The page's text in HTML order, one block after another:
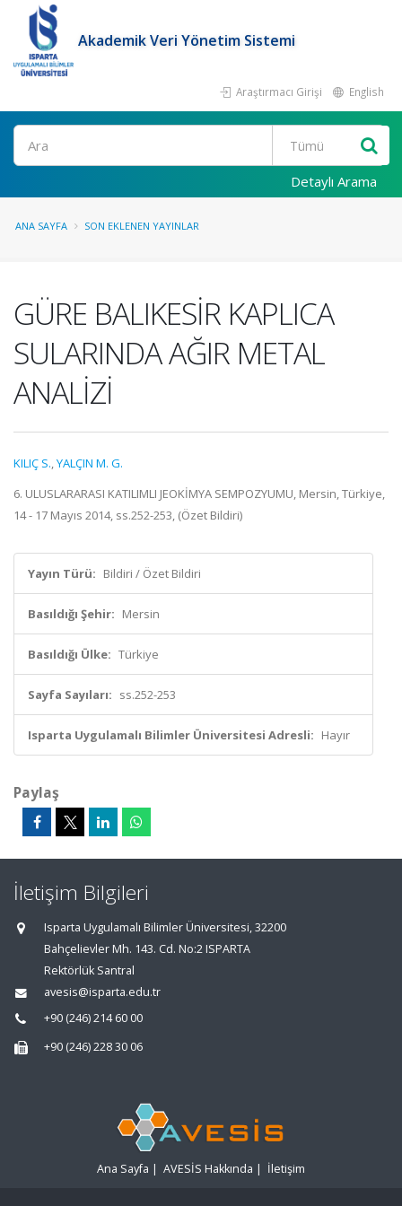
Akademik Veri Yönetim Sistemi
Araştırmacı Girişi English
Ara
Detaylı Arama
ANA SAYFA SON EKLENEN YAYINLAR
GÜRE BALIKESİR KAPLICA
SULARINDA AĞIR METAL
ANALİZİ
KILIÇ S.,YALÇIN M. G.
6. ULUSLARARASI KATILIMLI JEOKİMYA SEMPOZYUMU, Mersin, Türkiye,
14 - 17 Mayıs 2014, ss.252-253, (Özet Bildiri)
Yayın Türü: Bildiri / Özet Bildiri
Basıldığı Şehir: Mersin
Basıldığı Ülke: Türkiye
Sayfa Sayıları: ss.252-253
Isparta Uygulamalı Bilimler Üniversitesi Adresli: Hayır
Paylaş
İletişim Bilgileri
Isparta Uygulamalı Bilimler Üniversitesi, 32200
Bahçelievler Mh. 143. Cd. No:2 ISPARTA
Rektörlük Santral
avesis@isparta.edu.tr
+90 (246) 214 60 00
+90 (246) 228 30 06
Ana Sayfa | AVESİS Hakkında | İletişim